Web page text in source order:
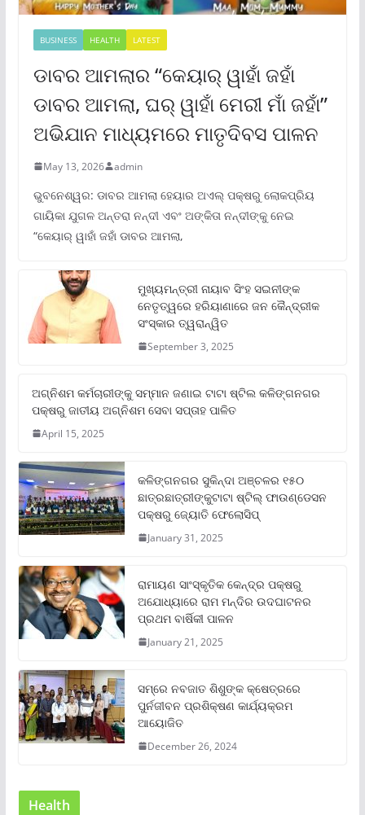
BUSINESS HEALTH LATEST
ଡାବର ଆମଲାର “କେୟାର୍ ୱାହାଁ ଜହାଁ
ଡାବର ଆମଲା, ଘର୍ ୱାହାଁ ମେରୀ ମାଁ ଜହାଁ”
ଅଭିଯାନ ମାଧ୍ୟମରେ ମାତୃଦିବସ ପାଳନ
May 13, 2026 admin
ଭୁବନେଶ୍ୱର: ଡାବର ଆମଲା ହେୟାର ଅଏଲ୍ ପକ୍ଷରୁ ଲୋକପ୍ରିୟ
ଗାୟିକା ଯୁଗଳ ଅନ୍ତରା ନନ୍ଦୀ ଏବଂ ଅଙ୍କିତା ନନ୍ଦୀଙ୍କୁ ନେଇ
“କେୟାର୍ ୱାହାଁ ଜହାଁ ଡାବର ଆମଲା,
ମୁଖ୍ୟମନ୍ତ୍ରୀ ନାୟାବ ସିଂହ ସଇନୀଙ୍କ
ନେତୃତ୍ୱରେ ହରିୟାଣାରେ ଜନ କୈନ୍ଦ୍ରୀକ
ସଂସ୍କାର ତ୍ୱରାନ୍ୱିତ
September 3, 2025
ଅଗ୍ନିଶମ କର୍ମଚାରୀଙ୍କୁ ସମ୍ମାନ ଜଣାଇ ଟାଟା ଷ୍ଟିଲ କଳିଙ୍ଗନଗର
ପକ୍ଷରୁ ଜାତୀୟ ଅଗ୍ନିଶମ ସେବା ସପ୍ତାହ ପାଳିତ
April 15, 2025
କଳିଙ୍ଗନଗର ସୁକିନ୍ଦା ଅଞ୍ଚଳର ୧୫୦
ଛାତ୍ରଛାତ୍ରୀଙ୍କୁଟାଟା ଷ୍ଟିଲ୍ ଫାଉଣ୍ଡେସନ
ପକ୍ଷରୁ ଜ୍ୟୋତି ଫେଲୋସିପ୍‌
January 31, 2025
ରାମାୟଣ ସାଂସ୍କୃତିକ କେନ୍ଦ୍ର ପକ୍ଷରୁ
ଅଯୋଧ୍ୟାରେ ରାମ ମନ୍ଦିର ଉଦଘାଟନର
ପ୍ରଥମ ବାର୍ଷିକୀ ପାଳନ
January 21, 2025
ସମ୍‌ରେ ନବଜାତ ଶିଶୁଙ୍କ କ୍ଷେତ୍ରରେ
ପୁର୍ନଜୀବନ ପ୍ରଶିକ୍ଷଣ କାର୍ଯ୍ୟକ୍ରମ
ଆୟୋଜିତ
December 26, 2024
Health